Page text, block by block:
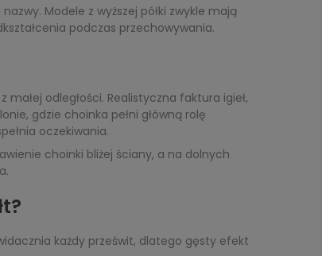
Modele z wyższej półki zwykle mają
podczas przechowywania.
odległości. Realistyczna faktura igieł,
gdzie choinka pełni główną rolę
oczekiwania.
choinki bliżej ściany, a na dolnych
każdy prześwit, dlatego gęsty efekt